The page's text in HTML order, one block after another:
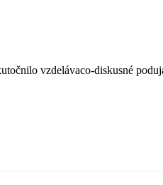
vzdelávaco-diskusné